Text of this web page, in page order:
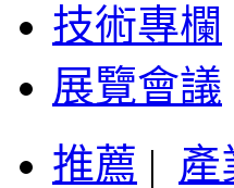
技術專欄
展覽會議
推薦 | 產